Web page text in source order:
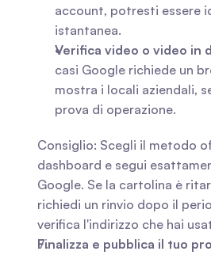
account, potresti essere
istantanea.
Verifica video o video in
casi Google richiede un
mostra i locali aziendali,
prova di operazione.
Consiglio: Scegli il metodo
dashboard e segui
Google. Se la cartolina è
richiedi un rinvio dopo il
verifica l'indirizzo che hai
Finalizza e pubblica il tuo